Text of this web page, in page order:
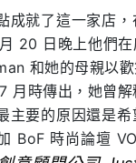
成就了這一家店
20 日晚上他們在
和她的母親以
月時傳出，她曾
主要的原因還是
BoF 時尚論壇